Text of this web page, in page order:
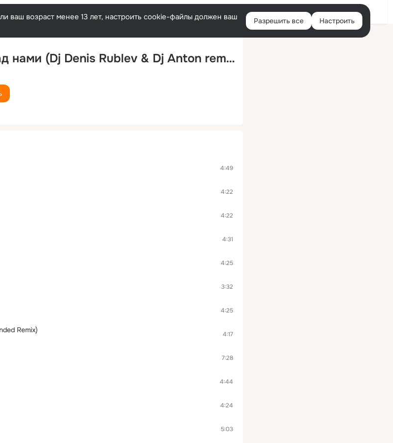
Войти
ваш возраст менее 13 лет, настроить cookie-файлы должен ваш
Разрешить все Настроить
Небо над нами (Dj Denis Rublev & Dj Anton remix)
4:49
4:22
4:22
4:31
4:25
3:32
4:25
Remix) 4:17
7:28
4:44
4:24
5:03